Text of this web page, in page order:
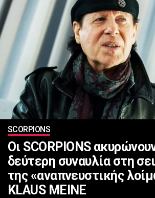
SCORPIONS
Οι SCORPIONS
δεύτερη συναυλία στη
της «αναπνευστικής
KLAUS MEINE